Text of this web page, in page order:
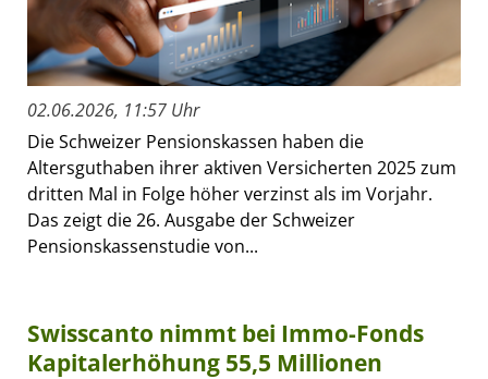
02.06.2026, 11:57 Uhr
Die Schweizer Pensionskassen haben die
Altersguthaben ihrer aktiven Versicherten 2025 zum
dritten Mal in Folge höher verzinst als im Vorjahr.
Das zeigt die 26. Ausgabe der Schweizer
Pensionskassenstudie von...
Swisscanto nimmt bei Immo-Fonds
Kapitalerhöhung 55,5 Millionen